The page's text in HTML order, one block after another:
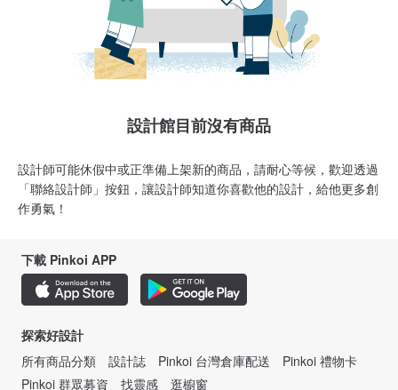
設計館目前沒有商品
設計師可能休假中或正準備上架新的商品，請耐心等候，歡迎透過
「聯絡設計師」按鈕，讓設計師知道你喜歡他的設計，給他更多創
作勇氣！
下載 Pinkoi APP
探索好設計
所有商品分類
設計誌 Pinkoi 台灣倉庫配送
Pinkoi 禮物卡
Pinkoi 群眾募資
找靈感 逛櫥窗